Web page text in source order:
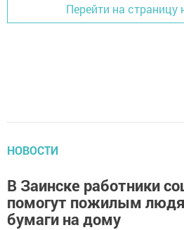
Перейти на страницу
НОВОСТИ
В Заинске работники
помогут пожилым
бумаги на дому